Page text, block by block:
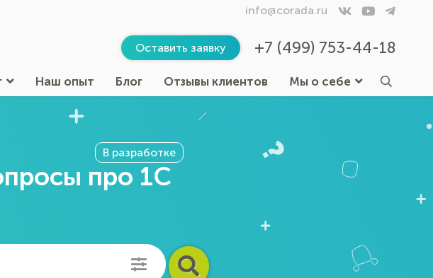
info@corada.ru
Оставить заявку +7 (499) 753-44-18
Наш опыт Блог Отзывы клиентов Мы о себе
про 1С
В разработке